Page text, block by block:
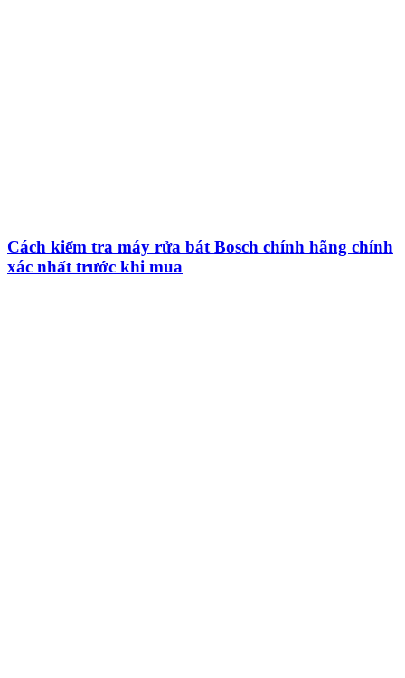
Cách kiểm tra máy rửa bát Bosch chính hãng chính
xác nhất trước khi mua